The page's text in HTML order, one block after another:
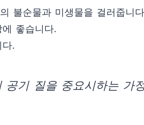
불순물과 미생물을 걸러줍니
좋습니다.
.
기 질을 중요시하는 가